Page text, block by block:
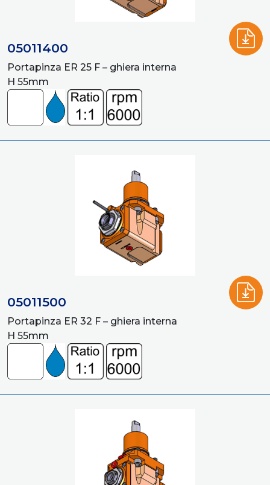
05011400
Portapinza ER 25 F – ghiera interna
H 55mm
05011500
Portapinza ER 32 F – ghiera interna
H 55mm